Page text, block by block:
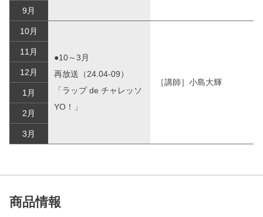
9月
10月
●10～3月
再放送（24.04-09）
「ラップ de チャレッソ
YO！」
［講師］小島大輝
11月
12月
1月
2月
3月
商品情報